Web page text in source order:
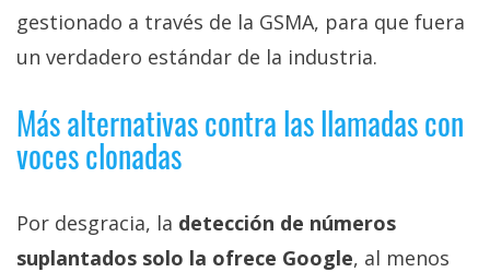
gestionado a través de la GSMA, para que fuera
un verdadero estándar de la industria.
Más alternativas contra las llamadas con
voces clonadas
Por desgracia, la detección de números
suplantados solo la ofrece Google, al menos